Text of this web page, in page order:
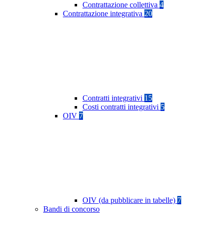
Contrattazione collettiva 4
Contrattazione integrativa 20
Contratti integrativi 15
Costi contratti integrativi 5
OIV 7
OIV (da pubblicare in tabelle) 7
Bandi di concorso